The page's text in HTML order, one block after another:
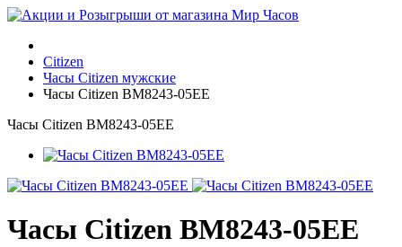
Citizen
Часы Citizen мужские
Часы Citizen BM8243-05EE
Часы Citizen BM8243-05EE
Часы Citizen BM8243-05EE